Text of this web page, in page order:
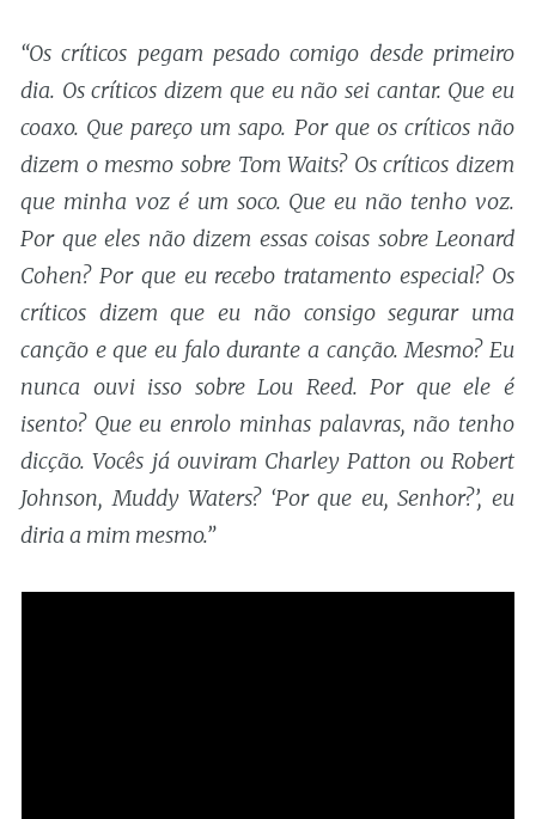
“Os críticos pegam pesado comigo desde primeiro
dia. Os críticos dizem que eu não sei cantar. Que eu
coaxo. Que pareço um sapo. Por que os críticos não
dizem o mesmo sobre Tom Waits? Os críticos dizem
que minha voz é um soco. Que eu não tenho voz.
Por que eles não dizem essas coisas sobre Leonard
Cohen? Por que eu recebo tratamento especial? Os
críticos dizem que eu não consigo segurar uma
canção e que eu falo durante a canção. Mesmo? Eu
nunca ouvi isso sobre Lou Reed. Por que ele é
isento? Que eu enrolo minhas palavras, não tenho
dicção. Vocês já ouviram Charley Patton ou Robert
Johnson, Muddy Waters? ‘Por que eu, Senhor?’, eu
diria a mim mesmo.”